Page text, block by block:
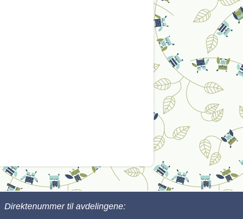
Direktenummer til avdelingene: